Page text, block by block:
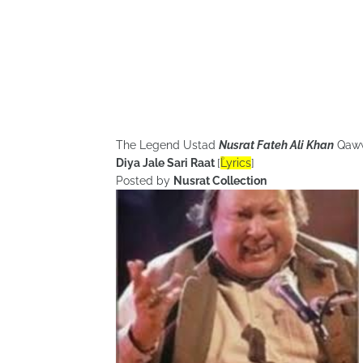
The Legend Ustad Nusrat Fateh Ali Khan
Diya Jale Sari Raat [ؒLyrics]
Posted by Nusrat Collection